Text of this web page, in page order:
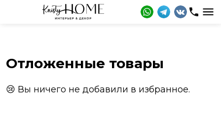
Отложенные товары
😢 Вы ничего не добавили в избранное.